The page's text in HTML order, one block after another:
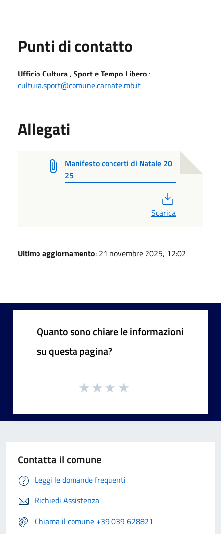
Punti di contatto
Ufficio Cultura , Sport e Tempo Libero :
cultura.sport@comune.carnate.mb.it
Allegati
Manifesto concerti di Natale 20
25
Scarica
Ultimo aggiornamento: 21 novembre 2025, 12:02
Quanto sono chiare le informazioni
su questa pagina?
Contatta il comune
Leggi le domande frequenti
Richiedi Assistenza
Chiama il comune +39 039 628821